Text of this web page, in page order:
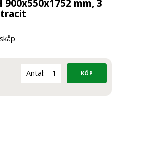
900x550x1752 mm, 3
Antal: